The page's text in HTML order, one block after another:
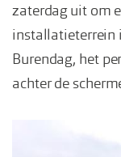
zaterdag uit om
installatieterrein
Burendag, het
achter de